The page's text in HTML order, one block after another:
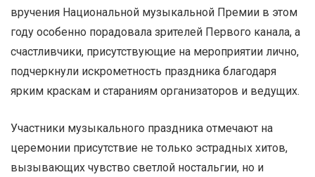
вручения Национальной музыкальной Премии в этом
году особенно порадовала зрителей Первого канала, а
счастливчики, присутствующие на мероприятии лично,
подчеркнули искрометность праздника благодаря
ярким краскам и стараниям организаторов и ведущих.
Участники музыкального праздника отмечают на
церемонии присутствие не только эстрадных хитов,
вызывающих чувство светлой ностальгии, но и